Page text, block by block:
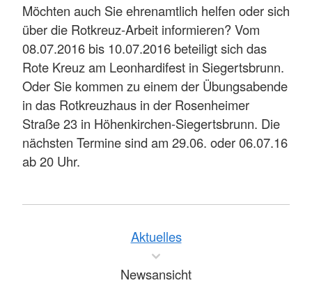
Möchten auch Sie ehrenamtlich helfen oder sich
über die Rotkreuz-Arbeit informieren? Vom
08.07.2016 bis 10.07.2016 beteiligt sich das
Rote Kreuz am Leonhardifest in Siegertsbrunn.
Oder Sie kommen zu einem der Übungsabende
in das Rotkreuzhaus in der Rosenheimer
Straße 23 in Höhenkirchen-Siegertsbrunn. Die
nächsten Termine sind am 29.06. oder 06.07.16
ab 20 Uhr.
Aktuelles
Newsansicht